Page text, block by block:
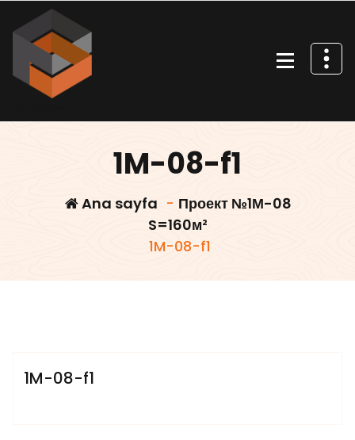
geç
1M-08-f1
Ana sayfa - Проект №1М-08
S=160м²
1M-08-f1
1M-08-f1